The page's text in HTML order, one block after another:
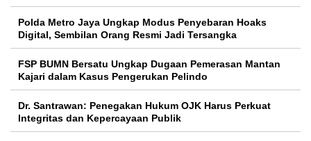
Polda Metro Jaya Ungkap Modus Penyebaran Hoaks
Digital, Sembilan Orang Resmi Jadi Tersangka
FSP BUMN Bersatu Ungkap Dugaan Pemerasan Mantan
Kajari dalam Kasus Pengerukan Pelindo
Dr. Santrawan: Penegakan Hukum OJK Harus Perkuat
Integritas dan Kepercayaan Publik